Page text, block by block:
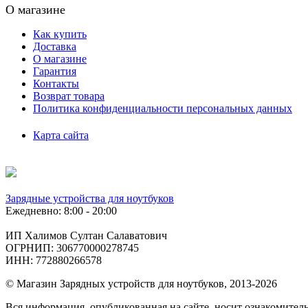
О магазине
Как купить
Доставка
О магазине
Гарантия
Контакты
Возврат товара
Политика конфиденциальности персональных данных
Карта сайта
Зарядные устройства для ноутбуков
Ежедневно: 8:00 - 20:00
ИП Халимов Султан Салаватович
ОГРНИП: 306770000278745
ИНН: 772880266578
© Магазин Зарядных устройств для ноутбуков, 2013-2026